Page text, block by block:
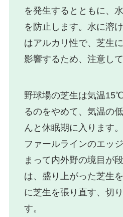
を発生するとともに、
を防止します。水に溶
はアルカリ性で、芝生
影響するため、注意し
野球場の芝生は気温
るのをやめて、気温の
んと休眠期に入ります
ファールラインのエッ
まって内外野の境目が
は、盛り上がった芝生
に芝生を張り直す、切
す。